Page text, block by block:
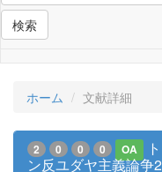
検索
ホーム 文献詳細
2 0 0 0 OA
ン反ユダヤ主義論争2